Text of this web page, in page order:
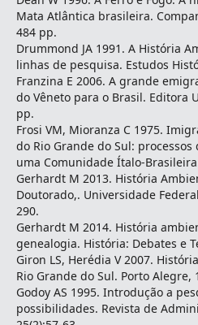
Mata Atlântica brasileira.
484 pp.
Drummond JA 1991. A História
linhas de pesquisa. Estudos
Franzina E 2006. A grande
do Vêneto para o Brasil. Editora
pp.
Frosi VM, Mioranza C 1975.
do Rio Grande do Sul: processos
uma Comunidade Ítalo-
Gerhardt M 2013. História
Doutorado,. Universidade
290.
Gerhardt M 2014. História
genealogia. História: Debates e
Giron LS, Herédia V 2007.
Rio Grande do Sul. Porto Alegre,
Godoy AS 1995. Introdução a
possibilidades. Revista de